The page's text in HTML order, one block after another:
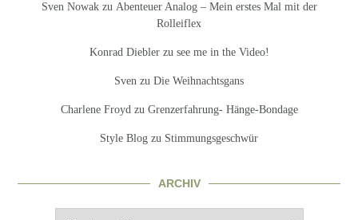
Sven Nowakzu Abenteuer Analog – Mein erstes Mal mit der
Rolleiflex
Konrad Dieblerzu see me in the Video!
Sven zu Die Weihnachtsgans
Charlene Froydzu Grenzerfahrung- Hänge-Bondage
Style Blog zu Stimmungsgeschwür
ARCHIV